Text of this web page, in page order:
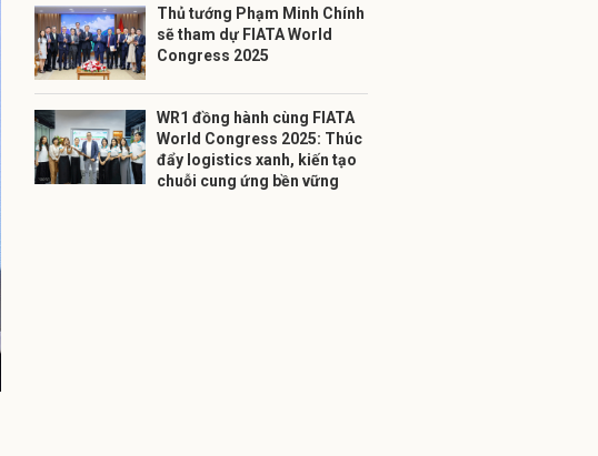
Thủ tướng Phạm Minh Chính
sẽ tham dự FIATA World
Congress 2025
WR1 đồng hành cùng FIATA
World Congress 2025: Thúc
đẩy logistics xanh, kiến tạo
chuỗi cung ứng bền vững